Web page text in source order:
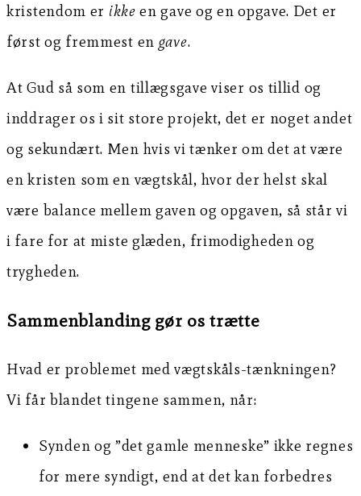
kristendom er ikke en gave og en opgave. Det er
først og fremmest en gave.
At Gud så som en tillægsgave viser os tillid og
inddrager os i sit store projekt, det er noget andet
og sekundært. Men hvis vi tænker om det at være
en kristen som en vægtskål, hvor der helst skal
være balance mellem gaven og opgaven, så står vi
i fare for at miste glæden, frimodigheden og
trygheden.
Sammenblanding gør os trætte
Hvad er problemet med vægtskåls-tænkningen?
Vi får blandet tingene sammen, når:
Synden og ”det gamle menneske” ikke regnes
for mere syndigt, end at det kan forbedres